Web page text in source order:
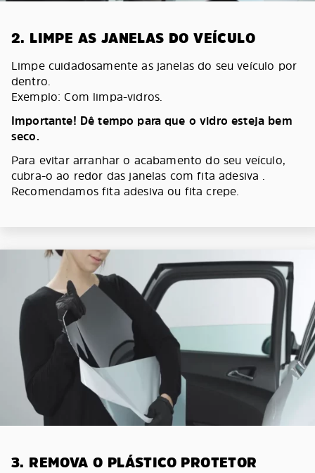
2. LIMPE AS JANELAS DO VEÍCULO
Limpe cuidadosamente as janelas do seu veículo por
dentro.
Exemplo: Com limpa-vidros.
Importante! Dê tempo para que o vidro esteja bem
seco.
Para evitar arranhar o acabamento do seu veículo,
cubra-o ao redor das janelas com fita adesiva .
Recomendamos fita adesiva ou fita crepe.
3. REMOVA O PLÁSTICO PROTETOR